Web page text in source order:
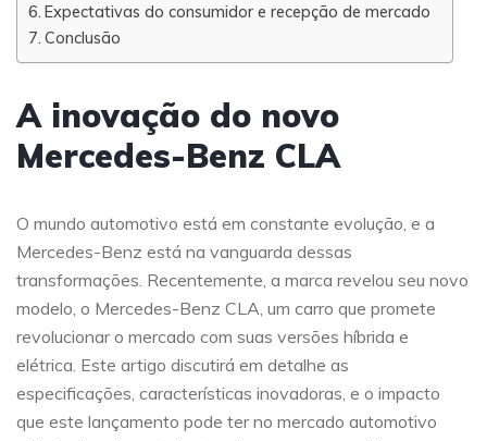
Expectativas do consumidor e recepção de mercado
Conclusão
A inovação do novo
Mercedes-Benz CLA
O mundo automotivo está em constante evolução, e a
Mercedes-Benz está na vanguarda dessas
transformações. Recentemente, a marca revelou seu novo
modelo, o Mercedes-Benz CLA, um carro que promete
revolucionar o mercado com suas versões híbrida e
elétrica. Este artigo discutirá em detalhe as
especificações, características inovadoras, e o impacto
que este lançamento pode ter no mercado automotivo